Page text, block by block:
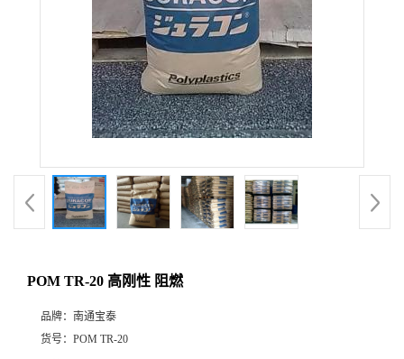
POM TR-20 高刚性 阻燃
品牌： 南通宝泰
货号： POM TR-20